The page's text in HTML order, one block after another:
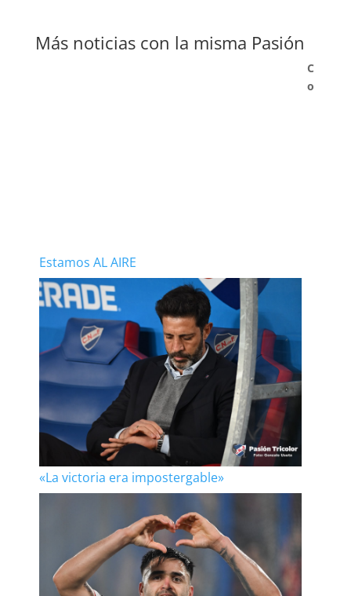
Más noticias con la misma Pasión
Estamos AL AIRE
«La victoria era impostergable»
C
o